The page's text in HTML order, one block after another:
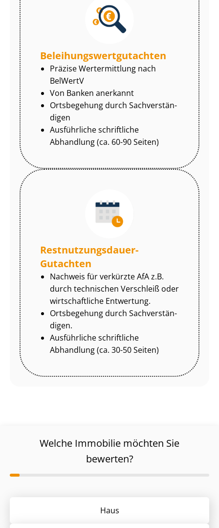
Be­lei­hungs­wert­gut­ach­ten
Präzise Wertermittlung nach
BelWertV
Von Banken anerkannt
Ortsbegehung durch Sach­ver­stän­
di­gen
Ausführliche schriftliche
Abhandlung (ca. 60-90 Seiten)
Rest­nut­zungs­dau­er-
Gutachten
Nachweis für verkürzte AfA z.B.
durch technischen Verschleiß oder
wirtschaftliche Entwertung.
Ortsbegehung durch Sach­ver­stän­
di­gen.
Ausführliche schriftliche
Abhandlung (ca. 30-50 Seiten)
Welche Immobilie möchten Sie
bewerten?
Haus